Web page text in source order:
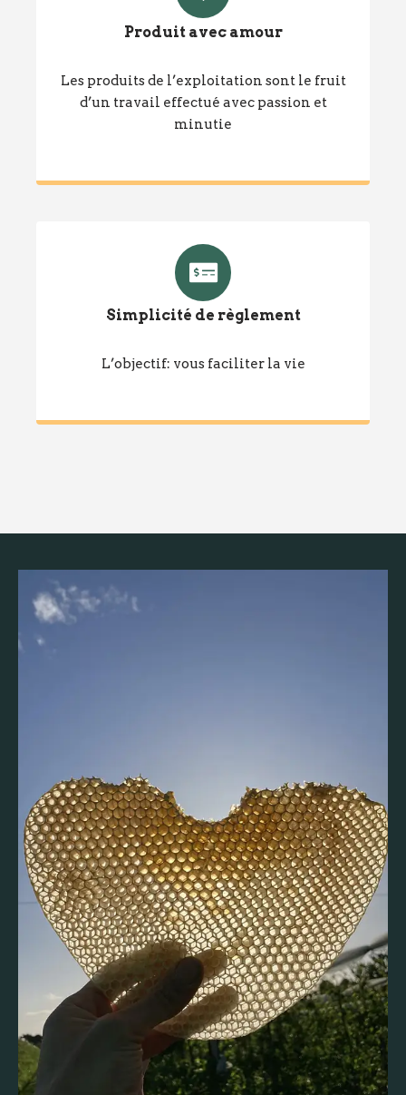
Produit avec amour
Les produits de l’exploitation sont le fruit
d’un travail effectué avec passion et
minutie
Simplicité de règlement
L’objectif: vous faciliter la vie